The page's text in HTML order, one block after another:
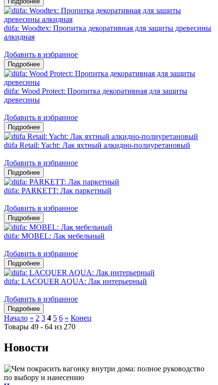
düfa: Woodtex: Пропитка декоративная для защиты древесины
алкидная
Добавить в избранное
düfa: Wood Protect: Пропитка декоративная для защиты
древесины
Добавить в избранное
düfa Retail: Yacht: Лак яхтный алкидно-полиуретановый
Добавить в избранное
düfa: PARKETT: Лак паркетный
Добавить в избранное
düfa: MOBEL: Лак мебельный
Добавить в избранное
düfa: LACQUER AQUA: Лак интерьерный
Добавить в избранное
Начало « 2 3 4 5 6 » Конец
Товары 49 - 64 из 270
Новости